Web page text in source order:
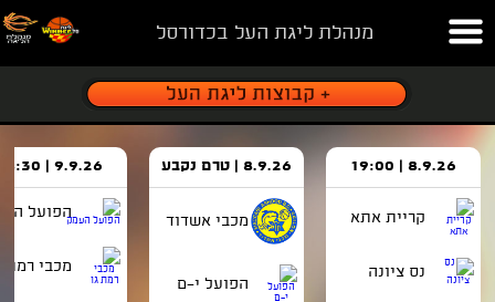
מנהלת ליגת העל בכדורסל
8.9.26 | 19:00
קריית אתא
נס ציונה
8.9.26 | טרם נקבע
מכבי אשדוד
הפועל י-ם
9.9.26 | 18:30
הפועל
מכבי רמת